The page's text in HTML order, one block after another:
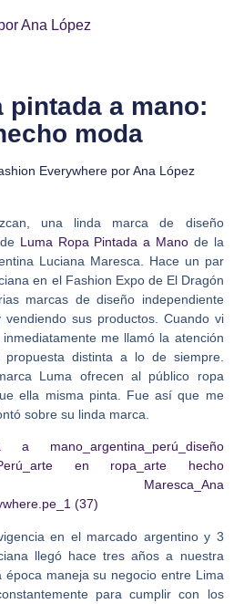
pintada a mano:
moda
Everywhere por Ana López
una linda marca de diseño
Luma Ropa Pintada a Manode la
Luciana Maresca. Hace un par
en el Fashion Expo de El Dragón
marcas de diseño independiente
vendiendo sus productos. Cuando vi
me llamó la atención
distinta a lo de siempre.
Luma ofrecen al público ropa
ella misma pinta. Fue así que me
sobre su linda marca.
en el marcado argentino y 3
llegó hace tres años a nuestra
época maneja su negocio entre Lima
para cumplir con los